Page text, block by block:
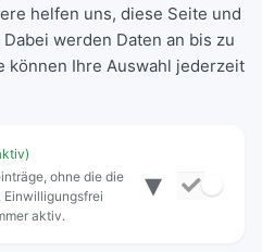
helfen uns, diese Seite und
werden Daten an bis zu
können Ihre Auswahl jederzeit
ohne die die
aktiv.
▾